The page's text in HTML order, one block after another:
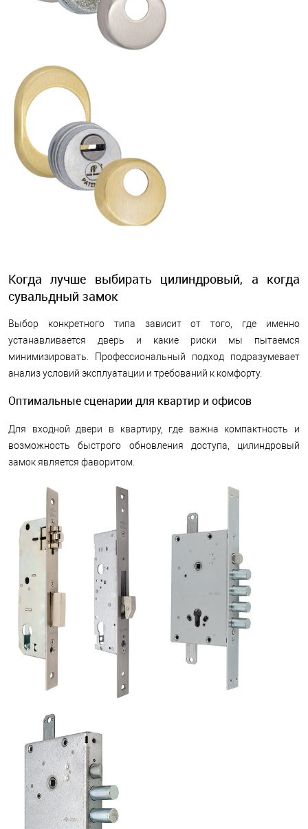
Когда лучше выбирать цилиндровый, а когда
сувальдный замок
Выбор конкретного типа зависит от того, где именно
устанавливается дверь и какие риски мы пытаемся
минимизировать. Профессиональный подход подразумевает
анализ условий эксплуатации и требований к комфорту.
Оптимальные сценарии для квартир и офисов
Для входной двери в квартиру, где важна компактность и
возможность быстрого обновления доступа, цилиндровый
замок является фаворитом.